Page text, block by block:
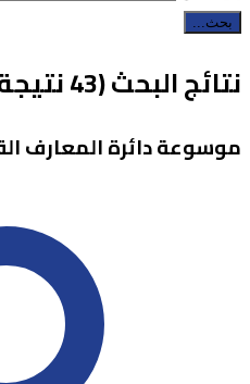
بحث...
نتائج البحث (43 نتيجة )
موسوعة دائرة المعارف